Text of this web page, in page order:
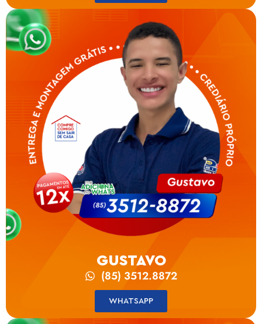
GUSTAVO
(85) 3512.8872
WHATSAPP